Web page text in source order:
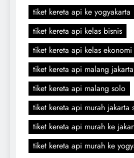
tiket kereta api ke yogyakarta
tiket kereta api kelas bisnis
tiket kereta api kelas ekonomi
tiket kereta api malang jakarta
tiket kereta api malang solo
tiket kereta api murah jakarta
tiket kereta api murah ke
tiket kereta api murah ke